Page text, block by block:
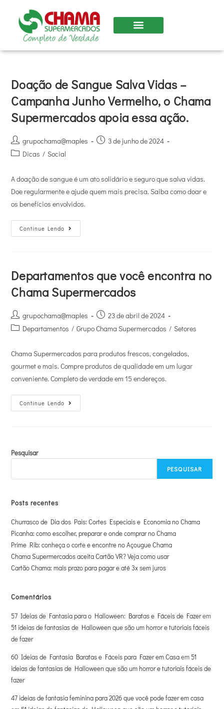
Doação de Sangue Salva Vidas –
Campanha Junho Vermelho, o Chama
Supermercados apoia essa ação.
grupochama@maples
3 de junho de 2024
Dicas / Social
A doação de sangue é um ato solidário e seguro que salva vidas.
Doe regularmente e ajude quem mais precisa. Saiba como doar e
os benefícios envolvidos.
Continue Lendo
Departamentos que você encontra no
Chama Supermercados
grupochama@maples
23 de abril de 2024
Departamentos / Grupo Chama Supermercados / Setores
Chama Supermercados para produtos frescos, congelados,
gourmet e mais. Compre produtos de qualidade em um lugar
conveniente. Completo de verdade em 15 endereços.
Continue Lendo
Pesquisar
PESQUISAR
Posts recentes
Churrasco de Dia dos Pais: Cortes Especiais e Economia no Chama
Picanha: como escolher, preparar e onde comprar no Chama
Prime Rib: conheça o corte e encontre no Açougue Chama
Chama Supermercados aceita Cartão VR? Veja como usar
Cartão Chama: mais prazo para pagar e até 3x sem juros
Comentários
57 Ideias de Fantasia para o Halloween: Baratas e Fáceis de Fazerem
51 ideias de fantasias de Halloween que são um horror e tutoriais fáceis
de fazer
60 Ideias de Fantasia Baratas e Fáceis para Fazer em Casaem 51
ideias de fantasias de Halloween que são um horror e tutoriais fáceis de
fazer
47 ideias de fantasia feminina para 2026 que você pode fazer em casa